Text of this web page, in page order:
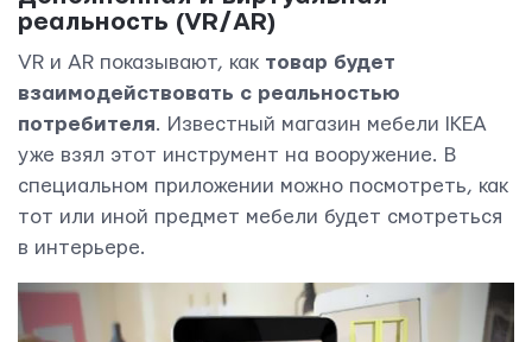
реальность (VR/AR)
VR и AR показывают, как товар будет
взаимодействовать с реальностью
потребителя. Известный магазин мебели IKEA
уже взял этот инструмент на вооружение. В
специальном приложении можно посмотреть, как
тот или иной предмет мебели будет смотреться
в интерьере.